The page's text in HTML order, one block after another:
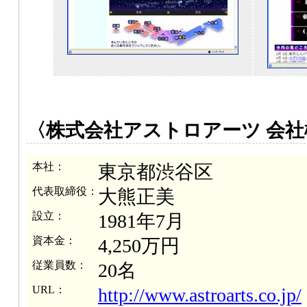
〈株式会社アストロアーツ 会
本社： 東京都渋谷区
代表取締役： 大熊正美
設立： 1981年7月
資本金： 4,250万円
従業員数： 20名
URL： http://www.astroarts.co.jp/